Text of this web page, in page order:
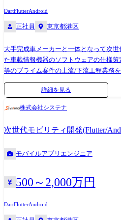
AUTOSAR Adaptive/Classic, POSIX,
Git, SVN, Jenkins, Wireshark等
トとしてのキャリアアップなど、ご希望
DartFlutterAndroid
正社員 東京都港区
大手完成車メーカーと一体となって次
た車載情報機器のソフトウェアの仕様
等のプライム案件の上流/下流工程業務
じて車載システムの最新技術に触れるこ
発するやりがいと社会への貢献感を感じ
主な業務内容 【配属予定プロジェクト
・車載ソフトウェアの仕様調整、仕様
ト作成 ・仕様策定スケジュール管理、
ーディング etc ※ご経験や適性をもとに
ていただきますのでご安心ください。 ●従事すべき業務の変更の範囲 ・
当社業務全般に変更の可能性がございま
詳細を見る
株式会社システナ
次世代モビリティ開発(Flutter/
モバイルアプリエンジニア
500～2,000万円
DartFlutterAndroid